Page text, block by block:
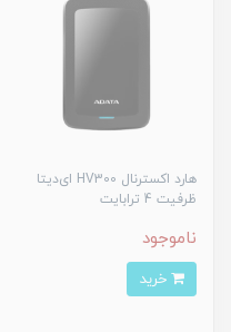
هارد‌ اکسترنال HV300 ای‌دیتا
ظرفیت 4 ترابایت
ناموجود